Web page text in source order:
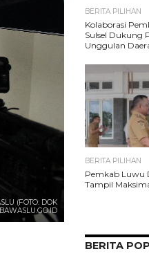
(FOTO: DOK
BAWASLU.GO.ID
BERITA PILIHAN
Kolaborasi
Sulsel Dukung
Unggulan
BERITA PILIHAN
Pemkab Luwu
Tampil
BERITA